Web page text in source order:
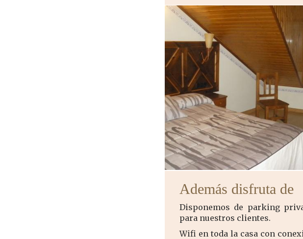
Además disfruta de
Disponemos de parking
para nuestros clientes.
Wifi en toda la casa con